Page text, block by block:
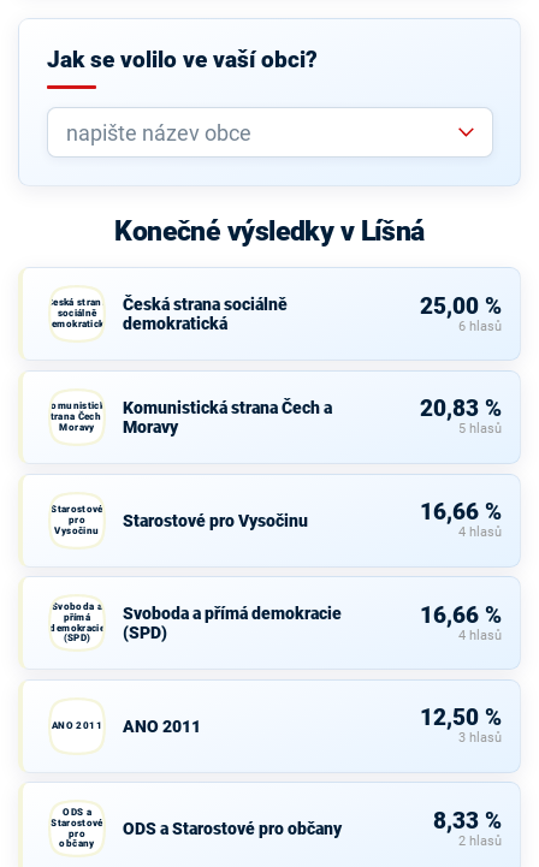
Jak se volilo ve vaší obci?
Konečné výsledky v Líšná
Česká strana
sociálně
demokratická
Česká strana sociálně
demokratická
25,00 %
6 hlasů
Komunistická
strana Čech a
Moravy
Komunistická strana Čech a
Moravy
20,83 %
5 hlasů
Starostové
pro
Vysočinu
Starostové pro Vysočinu 16,66 %
4 hlasů
Svoboda a
přímá
demokracie
(SPD)
Svoboda a přímá demokracie
(SPD)
16,66 %
4 hlasů
ANO 2011 ANO 2011 12,50 %
3 hlasů
ODS a
Starostové
pro
občany
ODS a Starostové pro občany 8,33 %
2 hlasů